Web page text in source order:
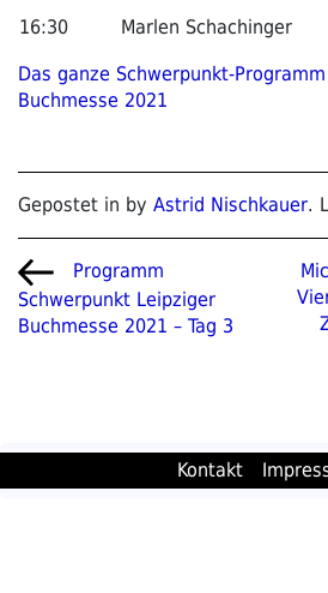
16:30 Marlen Schachinger
Das ganze Schwerpunkt-
Buchmesse 2021
Gepostet in by Astrid Nischkauer.
Beitragsnavigation
Vorheriger
Beitrag
Programm
Schwerpunkt Leipziger
Buchmesse 2021 – Tag 3
Kontakt